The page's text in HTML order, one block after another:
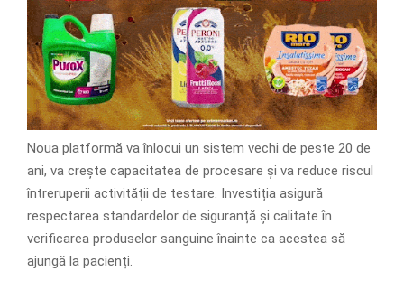
Noua platformă va înlocui un sistem vechi de peste 20 de
ani, va crește capacitatea de procesare și va reduce riscul
întreruperii activității de testare. Investiția asigură
respectarea standardelor de siguranță și calitate în
verificarea produselor sanguine înainte ca acestea să
ajungă la pacienți.